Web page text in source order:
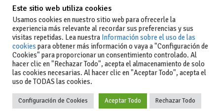
generales
de uso
-Política de
privacidad
-Política de
cookies
publicar un
anuncio
-Vende+
Copyright La guia del motor
Este sitio web utiliza cookies
Usamos cookies en nuestro sitio web para ofrecerle la
experiencia más relevante al recordar sus preferencias y sus
visitas repetidas. Lea nuestra Información sobre el uso de las
cookies para obtener más información o vaya a "Configuración de
Cookies" para proporcionar un consentimiento controlado. Al
hacer clic en "Rechazar Todo", acepta el almacenamiento de solo
las cookies necesarias. Al hacer clic en "Aceptar Todo", acepta el
uso de TODAS las cookies.
Configuración de Cookies Aceptar Todo Rechazar Todo